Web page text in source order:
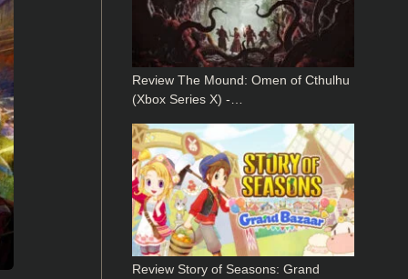
Review The Mound: Omen of Cthulhu
(Xbox Series X) -…
Review Story of Seasons: Grand